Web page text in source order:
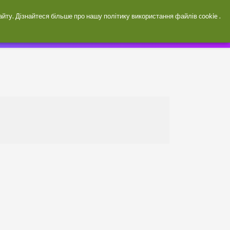
Увійти / зареєструватися
Дізнайтеся більше про нашу політику використання файлів cookie.